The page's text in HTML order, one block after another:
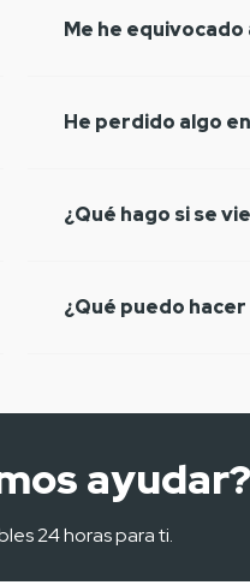
Me he
He perdido algo
¿Qué hago si se
¿Qué puedo
ayudar?
24 horas para ti.